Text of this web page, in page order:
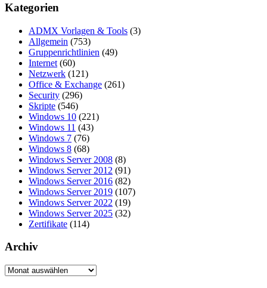
Kategorien
ADMX Vorlagen & Tools (3)
Allgemein (753)
Gruppenrichtlinien (49)
Internet (60)
Netzwerk (121)
Office & Exchange (261)
Security (296)
Skripte (546)
Windows 10 (221)
Windows 11 (43)
Windows 7 (76)
Windows 8 (68)
Windows Server 2008 (8)
Windows Server 2012 (91)
Windows Server 2016 (82)
Windows Server 2019 (107)
Windows Server 2022 (19)
Windows Server 2025 (32)
Zertifikate (114)
Archiv
Archiv